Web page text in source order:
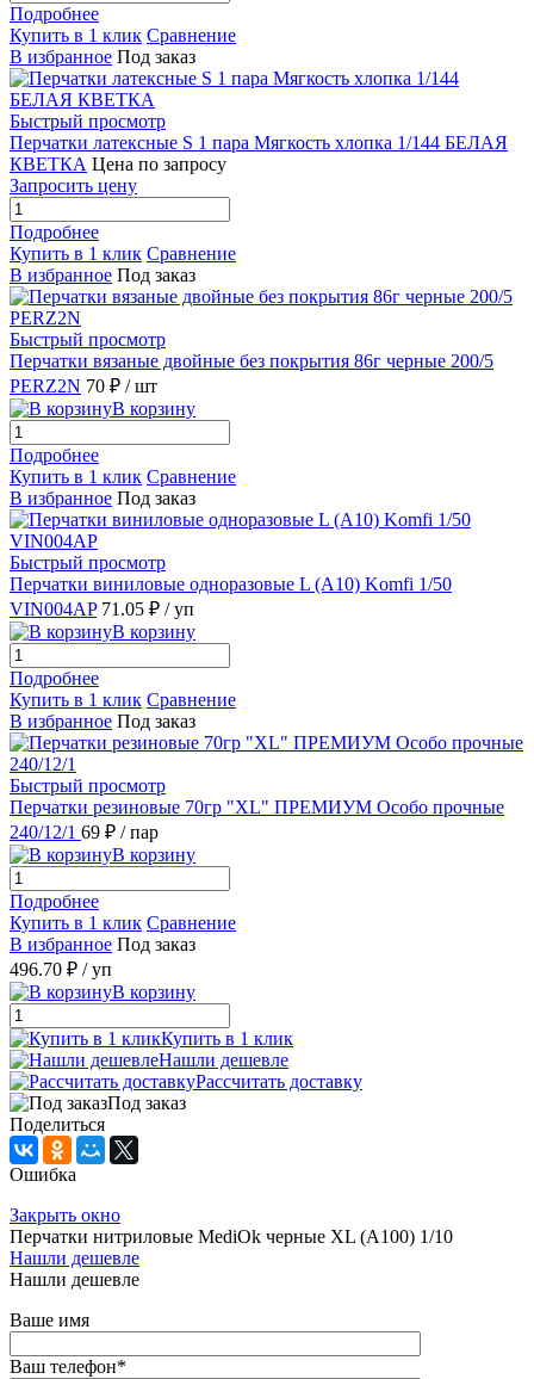
Подробнее
Купить в 1 клик Сравнение
В избранное Под заказ
Быстрый просмотр
Перчатки латексные S 1 пара Мягкость хлопка 1/144 БЕЛАЯ
КВЕТКА Цена по запросу
Запросить цену
Подробнее
Купить в 1 клик Сравнение
В избранное Под заказ
Быстрый просмотр
Перчатки вязаные двойные без покрытия 86г черные 200/5
PERZ2N 70 ₽ / шт
В корзину
Подробнее
Купить в 1 клик Сравнение
В избранное Под заказ
Быстрый просмотр
Перчатки виниловые одноразовые L (А10) Komfi 1/50
VIN004AP 71.05 ₽ / уп
В корзину
Подробнее
Купить в 1 клик Сравнение
В избранное Под заказ
Быстрый просмотр
Перчатки резиновые 70гр "XL" ПРЕМИУМ Особо прочные
240/12/1 69 ₽ / пар
В корзину
Подробнее
Купить в 1 клик Сравнение
В избранное Под заказ
496.70 ₽ / уп
В корзину
Купить в 1 клик
Нашли дешевле
Рассчитать доставку
Под заказ
Поделиться
Ошибка
Закрыть окно
Перчатки нитриловые MediOk черные XL (А100) 1/10
Нашли дешевле
Нашли дешевле
Ваше имя
Ваш телефон*